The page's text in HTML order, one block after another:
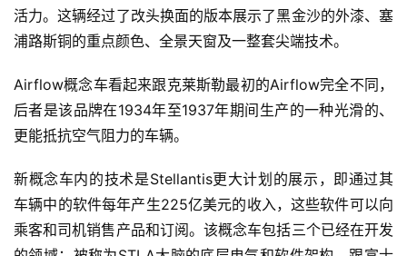
页
车
时
新
活力。这辆经过了改头换面的版本展示了黑金沙的外漆、塞
浦路斯铜的重点颜色、全景天窗及一整套尖端技术。
Airflow概念车看起来跟克莱斯勒最初的Airflow完全不同，
后者是该品牌在1934年至1937年期间生产的一种光滑的、
更能抵抗空气阻力的车辆。
新概念车内的技术是Stellantis更大计划的展示，即通过其
车辆中的软件每年产生225亿美元的收入，这些软件可以向
乘客和司机销售产品和订阅。该概念车包括三个已经在开发